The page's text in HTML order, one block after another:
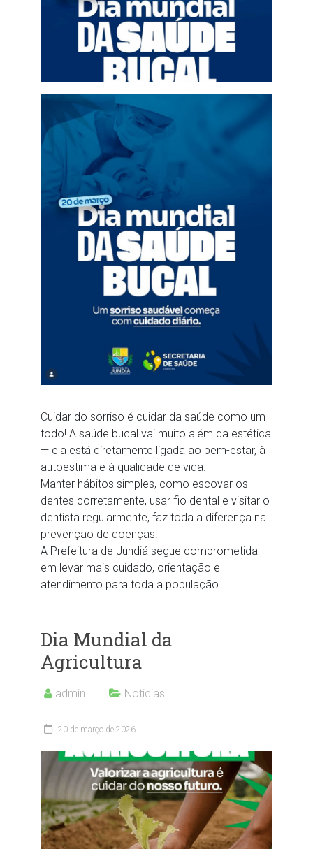
Cuidar do sorriso é cuidar da saúde como um
todo! A saúde bucal vai muito além da estética
— ela está diretamente ligada ao bem-estar, à
autoestima e à qualidade de vida.
Manter hábitos simples, como escovar os
dentes corretamente, usar fio dental e visitar o
dentista regularmente, faz toda a diferença na
prevenção de doenças.
A Prefeitura de Jundiá segue comprometida
em levar mais cuidado, orientação e
atendimento para toda a população.
Dia Mundial da
Agricultura
admin Noticias
20 de março de 2026